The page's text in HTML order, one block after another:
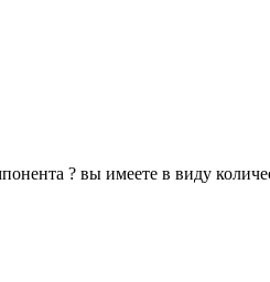
? вы имеете в виду